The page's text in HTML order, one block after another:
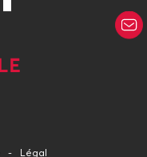
Légal